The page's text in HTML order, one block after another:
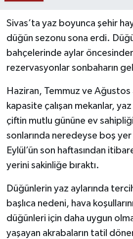
Sivas’ta yaz boyunca şehir
düğün sezonu sona erdi.
bahçelerinde aylar
rezervasyonlar sonbaharın
Haziran, Temmuz ve Ağustos
kapasite çalışan mekanlar,
çiftin mutlu gününe ev
sonlarında neredeyse boş
Eylül’ün son haftasından
yerini sakinliğe bıraktı.
Düğünlerin yaz aylarında
başlıca nedeni, hava
düğünleri için daha uygun
yaşayan akrabaların tatil
TEKNOLOJİ
YAŞAM